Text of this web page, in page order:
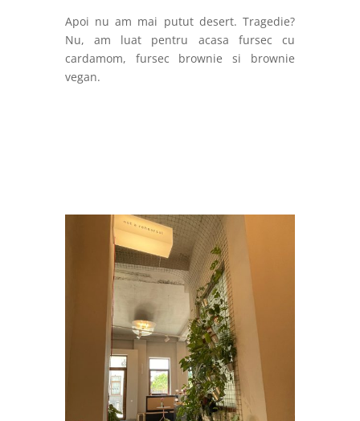
Apoi nu am mai putut desert. Tragedie?
Nu, am luat pentru acasa fursec cu
cardamom, fursec brownie si brownie
vegan.